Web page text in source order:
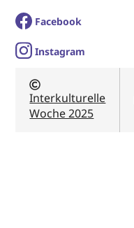
Facebook
Instagram
Interkulturelle
Woche 2025